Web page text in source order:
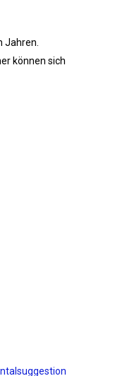
Jahren.
können sich